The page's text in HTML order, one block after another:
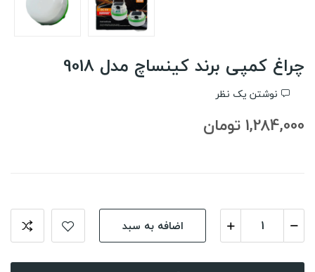
چراغ کمپی برند کینساچ مدل 9018
نوشتن یک نظر
1,284,000 تومان
اضافه به سبد